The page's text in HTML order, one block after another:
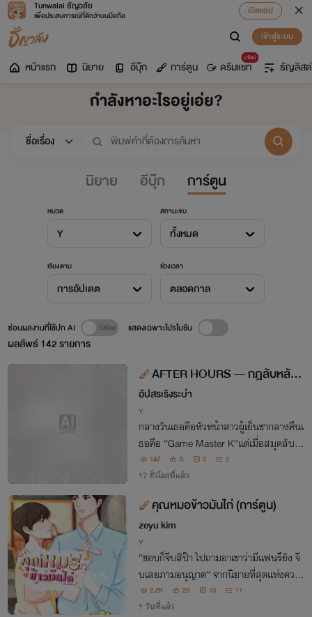
Tunwalai ธัญวลัย
เพื่อประสบการณ์ที่ดีกว่าบนมือถือ
เปิดแอป
เข้าสู่ระบบ
หน้าแรก นิยาย อีบุ๊ก การ์ตูน
มาใหม่
ดรีมแชท ธัญลิสต์
กำลังหาอะไรอยู่เอ่ย?
นิยาย อีบุ๊ก การ์ตูน
หมวด
Y
สถานะจบ
ทั้งหมด
เรียงตาม
การอัปเดต
ช่วงเวลา
ตลอดกาล
ผลลัพธ์142รายการ
ซ่อนผลงานที่ใช้ปก AI แสดงเฉพาะโปรโมชัน
AFTER HOURS — กฎลับหลังเ
ลิกงาน
อัปสรเริงระบำ
Y
กลางวันเธอคือหัวหน้าสาวผู้เย็นชากลางคืนเ
ธอคือ “Game Master K”แต่เมื่อสมุดลับขอ
งเธอมีชื่อของฉันอยู่ในหน้า “ผู้เล่นคนต่อไป”
ความรักที่เคยเป็นเพียงความลับในใจก็กลาย
147 0 0 2
17 ชั่วโมงที่แล้ว
คุณหมอข้าวมันไก่ (การ์ตูน)
zeyu kim
Y
“ชอบก็จีบสิป๊า ไปถามอาเขาว่ามีแฟนรึยัง จี
บเลยภามอนุญาต” จากนิยายที่สุดแห่งความ
อบอุ่น มาพบกับทุกคนอีกครั้งในฉบับการ์ตู
น
2.2K 23 13 11
1 วันที่แล้ว